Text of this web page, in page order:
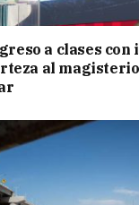
a clases
al